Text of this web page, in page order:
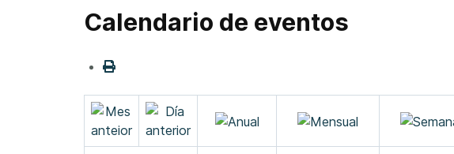
Calendario de eventos